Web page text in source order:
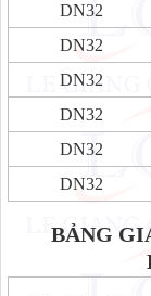
DN32
DN32
DN32
DN32
DN32
DN32
BẢNG